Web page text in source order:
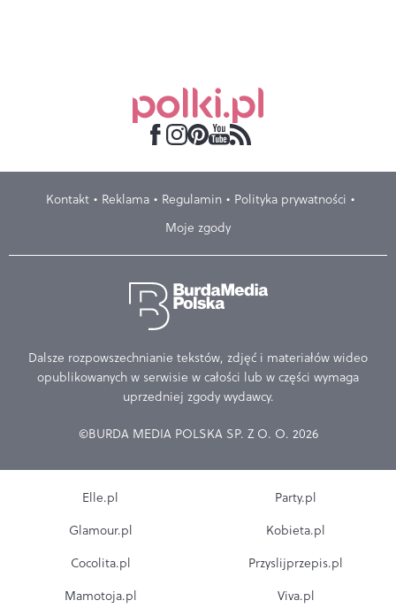
Kontakt Reklama Regulamin
Polityka prywatności
Moje zgody
Dalsze rozpowszechnianie tekstów, zdjęć i materiałów wideo
opublikowanych w serwisie w całości lub w części wymaga
uprzedniej zgody wydawcy.
©BURDA MEDIA POLSKA SP. Z O. O. 2026
Elle.pl
Glamour.pl
Cocolita.pl
Mamotoja.pl
Party.pl
Kobieta.pl
Przyslijprzepis.pl
Viva.pl